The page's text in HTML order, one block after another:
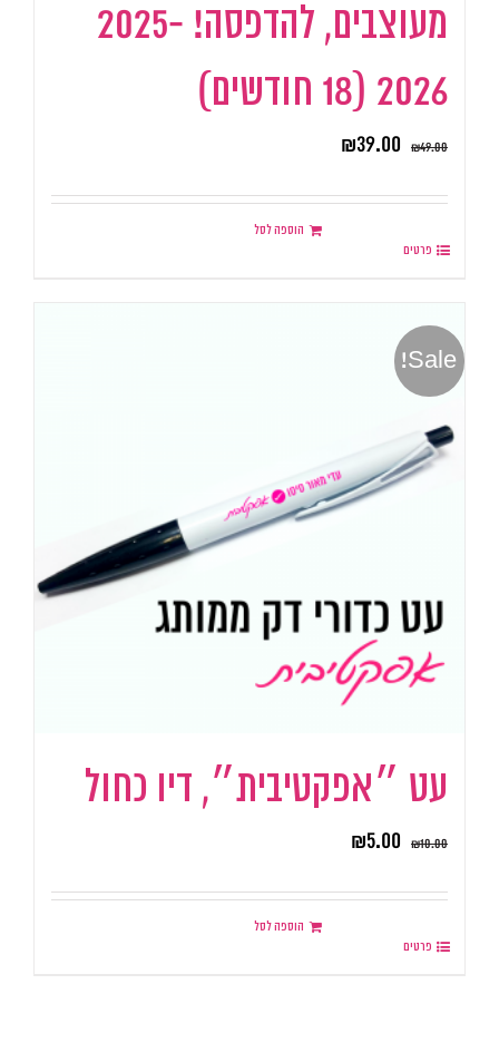
מעוצבים, להדפסה! 2025-
2026 (18 חודשים)
₪49.00
₪39.00
הוספה לסל
פרטים
Sale!
עט ״אפקטיבית״, דיו כחול
₪10.00
₪5.00
הוספה לסל
פרטים